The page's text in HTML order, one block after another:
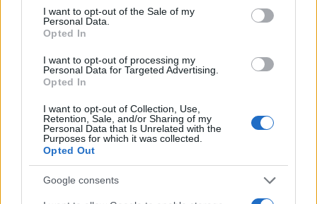
consent section.
I want to opt-out of the Sale of my
Personal Data.
Opted In
I want to opt-out of processing my
Personal Data for Targeted Advertising.
Opted In
I want to opt-out of Collection, Use,
Retention, Sale, and/or Sharing of my
Personal Data that Is Unrelated with the
Purposes for which it was collected.
Opted Out
Google consents
, καθώς το πρώτο θα αντικατοπτρίζει πάντα την
πιο πρόσφατη, επίσημη δημοσίευση στο AOSP.
Τι σημαίνει αυτό για το οικοσύστημα;
οικοσύστημα του Android. Για τους κατασκευαστές
κινητών (Samsung, Xiaomi, κ.λπ.), η νέα ροή ενδέχεται
να απλοποιήσει τον κύκλο των αναβαθμίσεων, καθώς
θα έχουν να διαχειριστούν λιγότερα «κύματα» νέου
κώδικα βάσης, εστιάζοντας περισσότερο στην